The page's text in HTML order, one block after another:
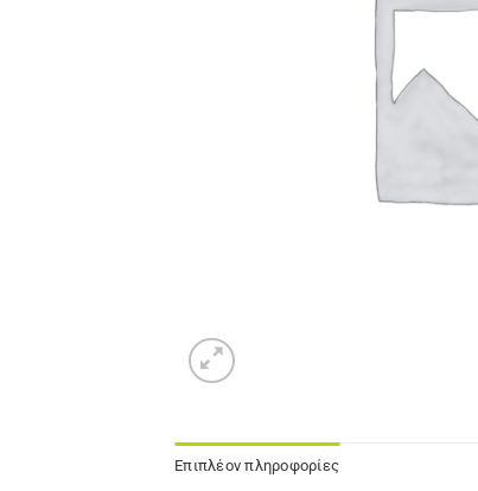
Επιπλέον πληροφορίες